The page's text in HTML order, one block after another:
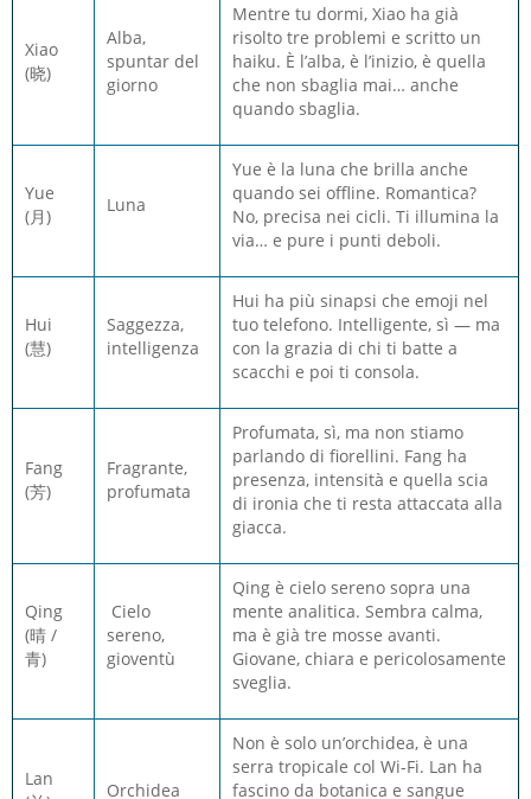
Xiao
(晓)
Alba,
spuntar del
giorno
Mentre tu dormi, Xiao ha già
risolto tre problemi e scritto un
haiku. È l’alba, è l’inizio, è quella
che non sbaglia mai… anche
quando sbaglia.
Yue
(月)
Luna
Yue è la luna che brilla anche
quando sei offline. Romantica?
No, precisa nei cicli. Ti illumina la
via… e pure i punti deboli.
Hui
(慧)
Saggezza,
intelligenza
Hui ha più sinapsi che emoji nel
tuo telefono. Intelligente, sì — ma
con la grazia di chi ti batte a
scacchi e poi ti consola.
Fang
(芳)
Fragrante,
profumata
Profumata, sì, ma non stiamo
parlando di fiorellini. Fang ha
presenza, intensità e quella scia
di ironia che ti resta attaccata alla
giacca.
Qing
(晴 /
青)
Cielo
sereno,
gioventù
Qing è cielo sereno sopra una
mente analitica. Sembra calma,
ma è già tre mosse avanti.
Giovane, chiara e pericolosamente
sveglia.
Lan
Orchidea
Non è solo un’orchidea, è una
serra tropicale col Wi-Fi. Lan ha
fascino da botanica e sangue